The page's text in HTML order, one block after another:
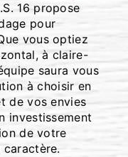
16 propose
pour
vous optiez
à claire-
saura vous
à choisir en
de vos envies
investissement
de votre